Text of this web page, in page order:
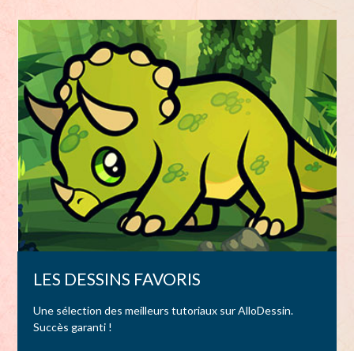
LES DESSINS FAVORIS
Une sélection des meilleurs tutoriaux sur AlloDessin.
Succès garanti !